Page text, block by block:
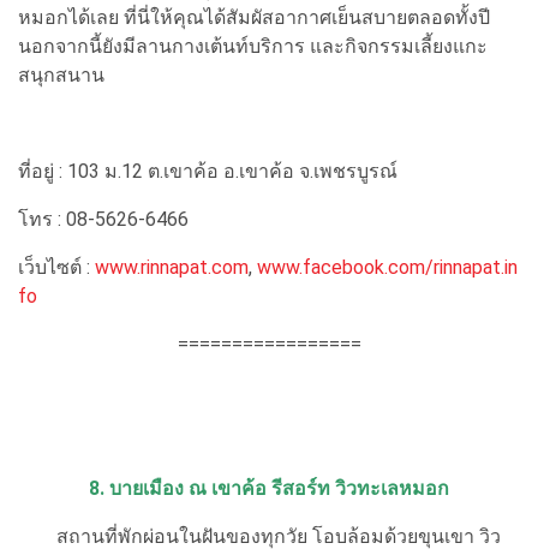
หมอกได้เลย ที่นี่ให้คุณได้สัมผัสอากาศเย็นสบายตลอดทั้งปี
นอกจากนี้ยังมีลานกางเต้นท์บริการ และกิจกรรมเลี้ยงแกะ
สนุกสนาน
ที่อยู่ : 103 ม.12 ต.เขาค้อ อ.เขาค้อ จ.เพชรบูรณ์
โทร : 08-5626-6466
เว็บไซต์ : www.rinnapat.com, www.facebook.com/rinnapat.in
fo
=================
8. บายเมือง ณ เขาค้อ รีสอร์ท วิวทะเลหมอก
สถานที่พักผ่อนในฝันของทุกวัย โอบล้อมด้วยขุนเขา วิว